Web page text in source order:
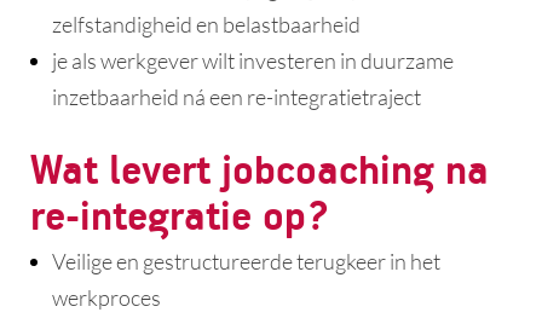
zelfstandigheid en belastbaarheid
je als werkgever wilt investeren in duurzame
inzetbaarheid ná een re-integratietraject
Wat levert jobcoaching na
re-integratie op?
Veilige en gestructureerde terugkeer in het
werkproces